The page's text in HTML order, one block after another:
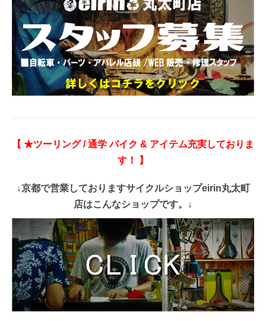
【 ★ツーリング / 通学 バイク & アイテム充実しておりま
す！ 】
↓京都で営業しておりますサイクルショップeirin丸太町
店はこんなショップです。↓